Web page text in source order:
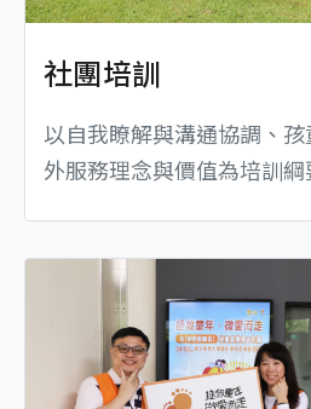
社團培訓
以自我瞭解與溝通協調、
外服務理念與價值為培訓